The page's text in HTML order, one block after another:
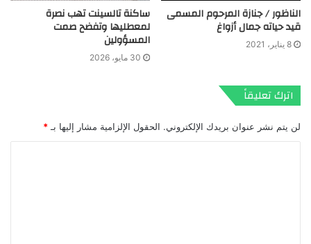
الناظور / جنازة المرحوم المسمى
قيد حياته جمال أزواغ
8 يناير، 2021
ساكنة تالسينت تهب نصرة
لمعطليها وتفضح صمت
المسؤولين
30 مايو، 2026
اترك تعليقاً
لن يتم نشر عنوان بريدك الإلكتروني. الحقول الإلزامية مشار إليها بـ *